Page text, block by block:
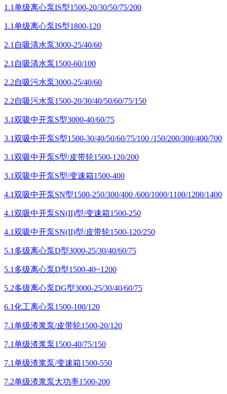
1.1单级离心泵IS型1500-20/30/50/75/200
1.1单级离心泵IS型1800-120
2.1自吸清水泵3000-25/40/60
2.1自吸清水泵1500-60/100
2.2自吸污水泵3000-25/40/60
2.2自吸污水泵1500-20/30/40/50/60/75/150
3.1双吸中开泵S型3000-40/60/75
3.1双吸中开泵S型1500-30/40/50/60/75/100 /150/200/300/400/700
3.1双吸中开泵S型/皮带轮1500-120/200
3.1双吸中开泵S型/变速箱1500-400
4.1双吸中开泵SN型1500-250/300/400 /600/1000/1100/1200/1400
4.1双吸中开泵SN(II)型/变速箱1500-250
4.1双吸中开泵SN(II)型/皮带轮1500-120/250
5.1多级离心泵D型3000-25/30/40/60/75
5.1多级离心泵D型1500-40~1200
5.2多级离心泵DG型3000-25/30/40/60/75
6.1化工离心泵1500-100/120
7.1单级渣浆泵/皮带轮1500-20/120
7.1单级渣浆泵1500-40/75/150
7.1单级渣浆泵/变速箱1500-550
7.2单级渣浆泵大功率1500-200